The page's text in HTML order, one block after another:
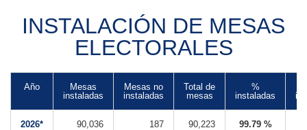
INSTALACIÓN DE MESAS
ELECTORALES
Año
Mesas
instaladas
Mesas no
instaladas
Total de
mesas
%
instaladas
2026* 90,036 187 90,223 99.79 %